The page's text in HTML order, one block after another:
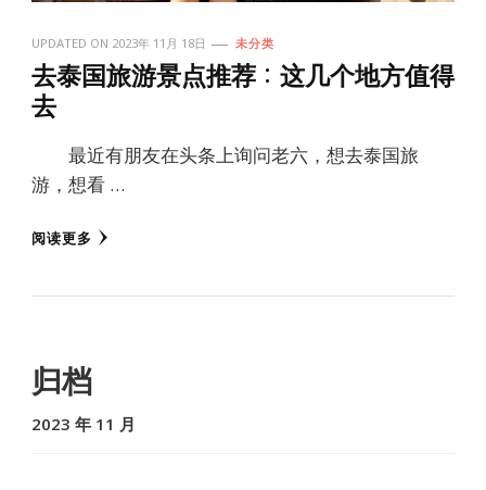
UPDATED ON 2023年 11月 18日 未分类
去泰国旅游景点推荐：这几个地方值得
去
最近有朋友在头条上询问老六，想去泰国旅
游，想看 …
阅读更多
归档
2023 年 11 月